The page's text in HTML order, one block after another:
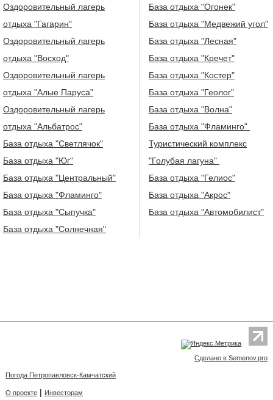
Оздоровительный лагерь
отдыха "Гагарин"
Оздоровительный лагерь
отдыха "Восход"
Оздоровительный лагерь
отдыха "Алые Паруса"
Оздоровительный лагерь
отдыха "Альбатрос"
База отдыха "Светлячок"
База отдыха "Юг"
База отдыха "Центральный"
База отдыха "Фламинго"
База отдыха "Сыпучка"
База отдыха "Солнечная"
База отдыха "Огонек"
База отдыха "Медвежий угол"
База отдыха "Лесная"
База отдыха "Кречет"
База отдыха "Костер"
База отдыха "Геолог"
База отдыха "Волна"
База отдыха "Фламинго"
Туристический комплекс
"Голубая лагуна"
База отдыха "Гелиос"
База отдыха "Акрос"
База отдыха "Автомобилист"
Сделано в Semenov.pro
Погода Петропавловск-Камчатский
О проекте| Инвесторам